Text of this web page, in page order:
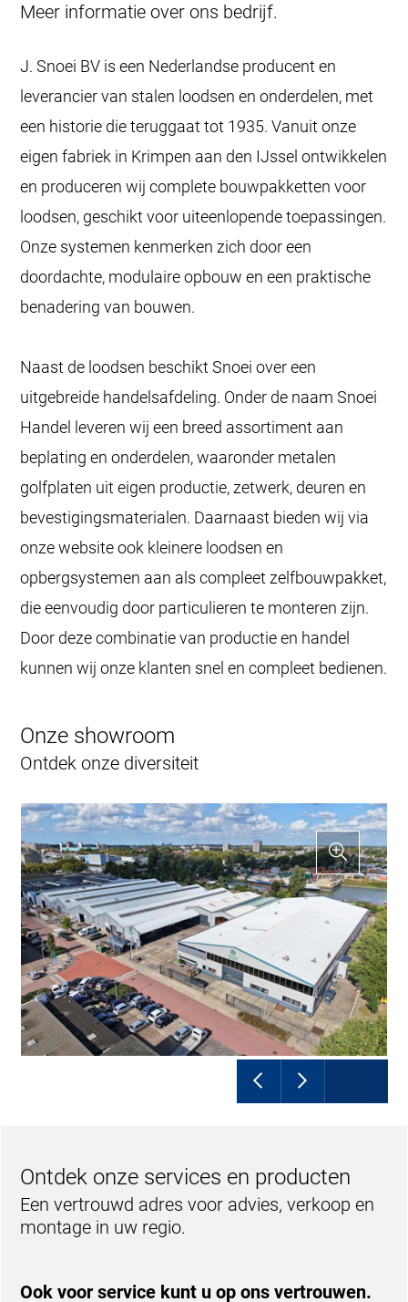
Meer informatie over ons bedrijf.
J. Snoei BV is een Nederlandse producent en
leverancier van stalen loodsen en onderdelen, met
een historie die teruggaat tot 1935. Vanuit onze
eigen fabriek in Krimpen aan den IJssel ontwikkelen
en produceren wij complete bouwpakketten voor
loodsen, geschikt voor uiteenlopende toepassingen.
Onze systemen kenmerken zich door een
doordachte, modulaire opbouw en een praktische
benadering van bouwen.
Naast de loodsen beschikt Snoei over een
uitgebreide handelsafdeling. Onder de naam Snoei
Handel leveren wij een breed assortiment aan
beplating en onderdelen, waaronder metalen
golfplaten uit eigen productie, zetwerk, deuren en
bevestigingsmaterialen. Daarnaast bieden wij via
onze website ook kleinere loodsen en
opbergsystemen aan als compleet zelfbouwpakket,
die eenvoudig door particulieren te monteren zijn.
Door deze combinatie van productie en handel
kunnen wij onze klanten snel en compleet bedienen.
Onze showroom
Ontdek onze diversiteit
Ontdek onze services en producten
Een vertrouwd adres voor advies, verkoop en
montage in uw regio.
Ook voor service kunt u op ons vertrouwen.